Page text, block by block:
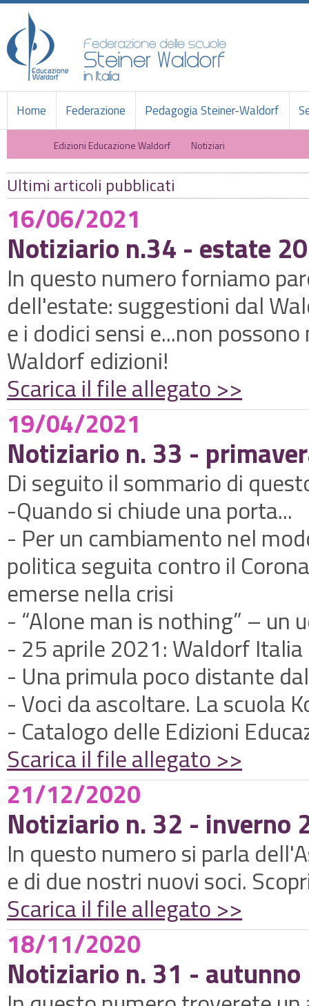
Home Federazione Pedagogia Steiner-Waldorf
Edizioni Educazione Waldorf Notiziari
Ultimi articoli pubblicati
16/06/2021
Notiziario n.34 - estate
In questo numero forniamo
dell'estate: suggestioni dal
e i dodici sensi e...non
Waldorf edizioni!
Scarica il file allegato >>
19/04/2021
Notiziario n. 33 -
Di seguito il sommario di
-Quando si chiude una porta...
- Per un cambiamento nel
politica seguita contro il
emerse nella crisi
- “Alone man is nothing” – un
- 25 aprile 2021: Waldorf
- Una primula poco distante
- Voci da ascoltare. La scuola
- Catalogo delle Edizioni
Scarica il file allegato >>
21/12/2020
Notiziario n. 32 - inverno
In questo numero si parla
e di due nostri nuovi soci.
Scarica il file allegato >>
18/11/2020
Notiziario n. 31 -